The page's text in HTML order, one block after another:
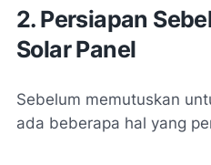
2. Persiapan
Solar Panel
Sebelum memutuskan
ada beberapa hal yang